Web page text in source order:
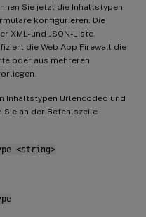
Sie jetzt die Inhaltstypen
konfigurieren. Die
und JSON-Liste.
die Web App Firewall die
oder aus mehreren
Inhaltstypen Urlencoded und
an der Befehlszeile
<string>